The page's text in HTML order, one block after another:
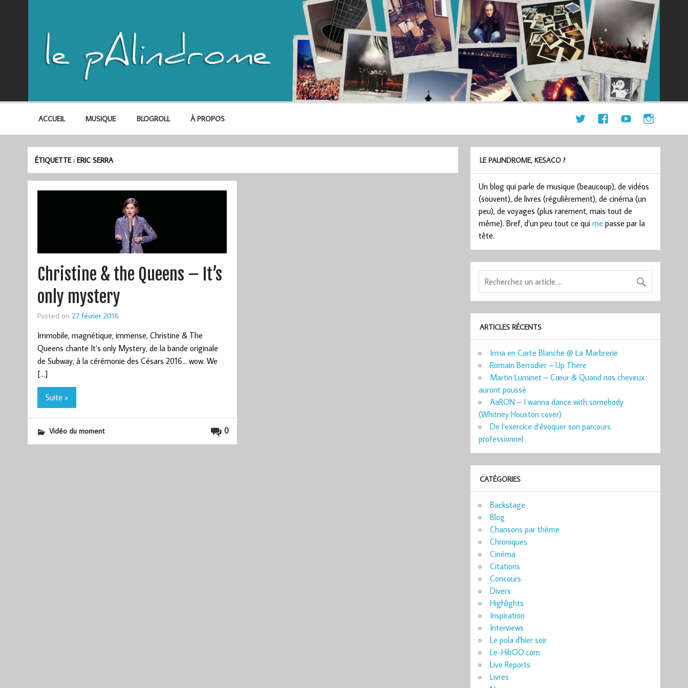
ACCUEIL MUSIQUE BLOGROLL À PROPOS
ÉTIQUETTE :ERIC SERRA
Christine & the Queens – It’s
only mystery
Posted on 27 février 2016
Immobile, magnétique, immense, Christine & The
Queens chante It’s only Mystery, de la bande originale
de Subway, à la cérémonie des Césars 2016… wow. We
[…]
Suite »
0
Vidéo du moment
LE PALINDROME, KESACO ?
Un blog qui parle de musique (beaucoup), de vidéos
(souvent), de livres (régulièrement), de cinéma (un
peu), de voyages (plus rarement, mais tout de
même). Bref, d’un peu tout ce quime passe par la
tête.
ARTICLES RÉCENTS
Irma en Carte Blanche @ La Marbrerie
Romain Berrodier – Up There
Martin Luminet – Cœur & Quand nos cheveux
auront poussé
AaRON – I wanna dance with somebody
(Whitney Houston cover)
De l’exercice d’évoquer son parcours
professionnel
CATÉGORIES
Backstage
Blog
Chansons par thème
Chroniques
Cinéma
Citations
Concours
Divers
Highlights
Inspiration
Interviews
Le pola d'hier soir
Le-HibOO.com
Live Reports
Livres